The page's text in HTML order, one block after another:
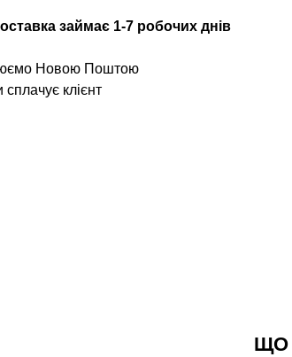
займає 1-7 робочих днів
Новою Поштою
сплачує клієнт
ЩО